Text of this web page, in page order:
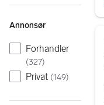
Annonsør
Forhandler
(327)
Privat (149)